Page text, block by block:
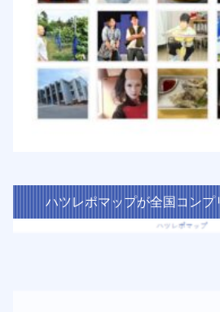
ハツレポマップが全国コンプ